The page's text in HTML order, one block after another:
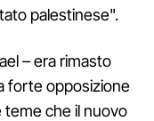
palestinese".
– era rimasto
forte opposizione
teme che il nuovo